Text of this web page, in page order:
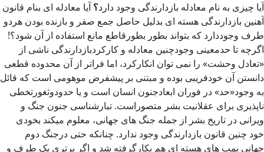
آیا چیزی به نام معادله بازدارندگی وجود دارد؟ آیا معادله ای بنام قانون
آهنین بازدارندگی هسته ای بدلیل حاصل جمع صفر و بازنده بودن هردو
طرف وجوددارد که بتواند بطور بطورقاطع مانع استفاده از آن شود؟!
اگرچه تا حدمعینی وجودچنین معادله و کارکردبازدارندگی ناشی از
«تعادل وحشت» را نمی توان انکارکرد، اما فراتر از آن محدوده قطعی
دانستن آن خودفریبی بوده و مبتنی بر پیشفرض موهومی است که قائل
به وجود«حد» در فوران ابعادجنون انسان است و یا حدودوثغورتخطی
ناپذیری برای عقلانیت بشر متصوراست. تبارشناسی جنون جنگ و
ویرانی در تاریخ بشر از جمله جنگ های جهانی، معلوم میکند بخودی
خود چنین قانون بازدارندگی وجود ندارد. چنانکه حتی درجنگ دوم
جهانی بمب های هسته ای هم بکارگرفته شد و اگر برتری یک طرف و